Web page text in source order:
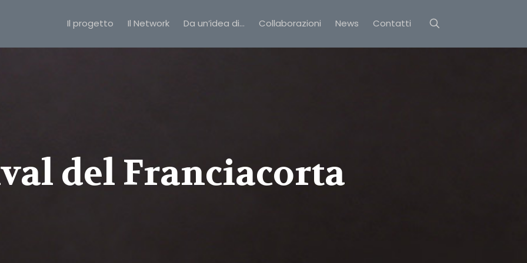
Il progetto Il Network Da un’idea di… Collaborazioni News Contatti
del Franciacorta